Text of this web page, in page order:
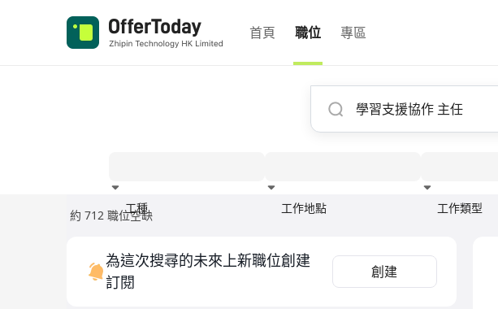
首頁 職位 專區
工種 工作地點 工作類型
約 712 職位空缺
為這次搜尋的未來上新職位創建
訂閱
創建